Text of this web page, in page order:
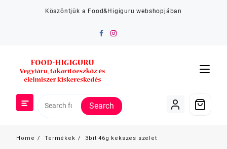
Köszöntjük a Food&Higiguru webshopjában
Search
Home Termékek 3bit 46g kekszes szelet